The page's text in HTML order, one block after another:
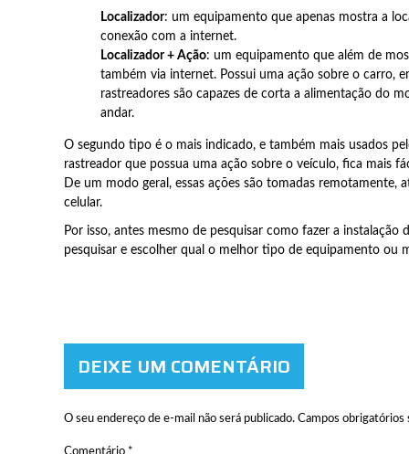
Localizador: um equipamento que apenas mostra a
conexão com a internet.
Localizador + Ação: um equipamento que além de
também via internet. Possui uma ação sobre o carro,
rastreadores são capazes de corta a alimentação do
andar.
O segundo tipo é o mais indicado, e também mais usados
rastreador que possua uma ação sobre o veículo, fica mais
De um modo geral, essas ações são tomadas remotamente,
celular.
Por isso, antes mesmo de pesquisar como fazer a instalação
pesquisar e escolher qual o melhor tipo de equipamento ou
DEIXE UM COMENTÁRIO
O seu endereço de e-mail não será publicado. Campos obrigatórios